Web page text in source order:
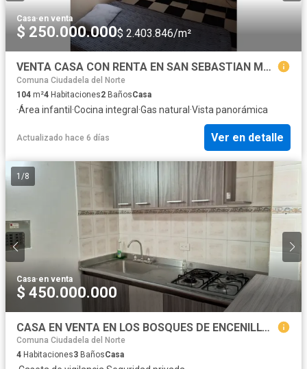
Casa·en venta
$ 250.000.000$ 2.403.846/m²
VENTA CASA CON RENTA EN SAN SEBASTIAN MANIZALES | CASAS EN VENTA
Comuna Ciudadela del Norte
104 m²4 Habitaciones2 BañosCasa
·Área infantil ·Cocina integral ·Gas natural ·Vista panorámica
Actualizado hace 6 días Ver en detalle
1 /8
Casa·en venta
$ 450.000.000
CASA EN VENTA EN LOS BOSQUES DE ENCENILLO / MANIZALES
Comuna Ciudadela del Norte
4 Habitaciones3 BañosCasa